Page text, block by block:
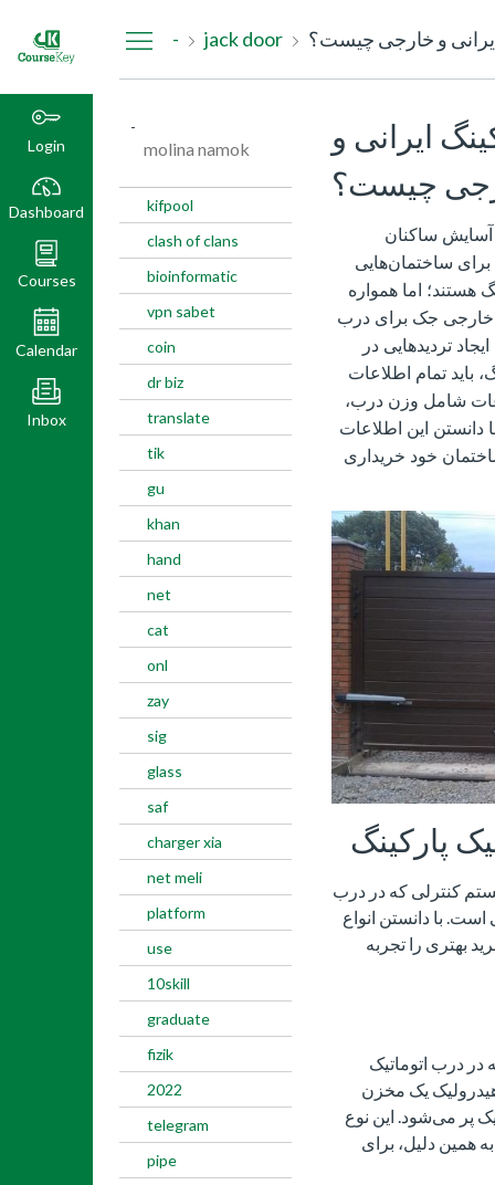
Login
Dashboard
Courses
Calendar
Inbox
- jack door و خارجی چیست؟
-
molina namok
kifpool
clash of clans
bioinformatic
vpn sabet
coin
dr biz
translate
tik
gu
khan
hand
net
cat
onl
zay
sig
glass
saf
charger xia
net meli
platform
use
10skill
graduate
fizik
2022
telegram
pipe
ایرانی و
چیست؟
آسایش ساکنان
ساختمان‌هایی
هستند؛ اما همواره
و خارجی جک برای درب
تردیدهایی در
باید تمام اطلاعات
شامل وزن درب،
این اطلاعات
خود خریداری
کنترلی که در درب
با دانستن انواع
بهتری را تجربه
درب اتوماتیک
یک مخزن
پر می‌شود. این نوع
همین دلیل، برای